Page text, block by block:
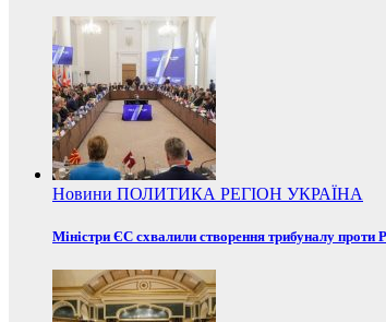
Новини ПОЛИТИКА РЕГІОН УКРАЇНА
Міністри ЄС схвалили створення трибуналу проти